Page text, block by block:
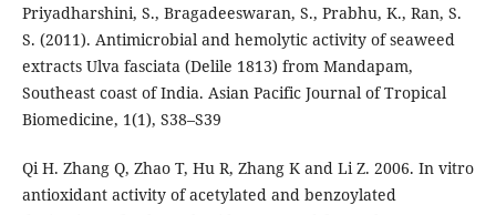
Priyadharshini, S., Bragadeeswaran, S., Prabhu, K., Ran, S.
S. (2011). Antimicrobial and hemolytic activity of seaweed
extracts Ulva fasciata (Delile 1813) from Mandapam,
Southeast coast of India. Asian Pacific Journal of Tropical
Biomedicine, 1(1), S38–S39
Qi H. Zhang Q, Zhao T, Hu R, Zhang K and Li Z. 2006. In vitro
antioxidant activity of acetylated and benzoylated